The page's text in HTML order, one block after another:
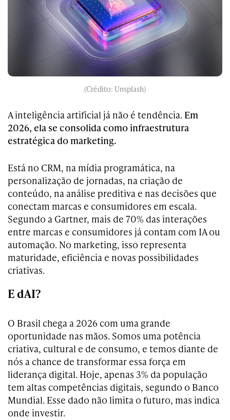
(Crédito: Unsplash)
A inteligência artificial já não é tendência. Em
2026, ela se consolida como infraestrutura
estratégica do marketing.
Está no CRM, na mídia programática, na
personalização de jornadas, na criação de
conteúdo, na análise preditiva e nas decisões que
conectam marcas e consumidores em escala.
Segundo a Gartner, mais de 70% das interações
entre marcas e consumidores já contam com IA ou
automação. No marketing, isso representa
maturidade, eficiência e novas possibilidades
criativas.
E dAI?
O Brasil chega a 2026 com uma grande
oportunidade nas mãos. Somos uma potência
criativa, cultural e de consumo, e temos diante de
nós a chance de transformar essa força em
liderança digital. Hoje, apenas 3% da população
tem altas competências digitais, segundo o Banco
Mundial. Esse dado não limita o futuro, mas indica
onde investir.